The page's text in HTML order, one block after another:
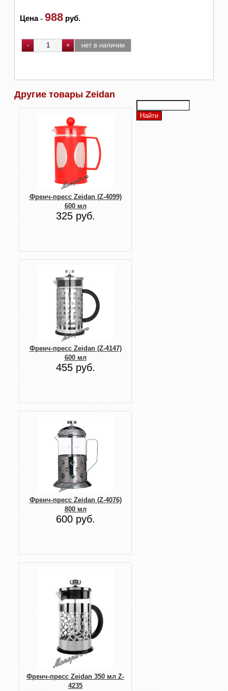
Цена- 988 руб.
Другие товары Zeidan
Френч-пресс Zeidan (Z-4099)
600 мл
325 руб.
Френч-пресс Zeidan (Z-4147)
600 мл
455 руб.
Френч-пресс Zeidan (Z-4076)
800 мл
600 руб.
Френч-пресс Zeidan 350 мл Z-
4235